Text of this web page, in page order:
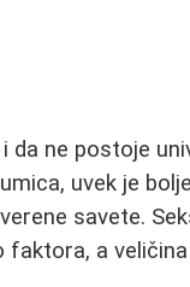
da ne postoje
uvek je
savete.
a